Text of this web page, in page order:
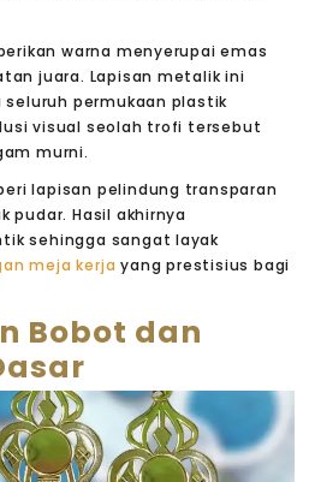
warna menyerupai emas
juara. Lapisan metalik ini
permukaan plastik
visual seolah trofi tersebut
murni.
lapisan pelindung transparan
pudar. Hasil akhirnya
sehingga sangat layak
meja kerja yang prestisius bagi
Bobot dan